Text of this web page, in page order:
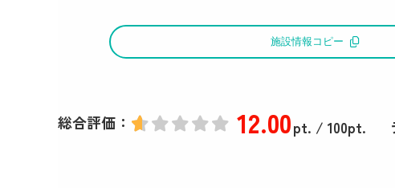
施設情報コピー
総合評価： 12.00pt. / 100pt.